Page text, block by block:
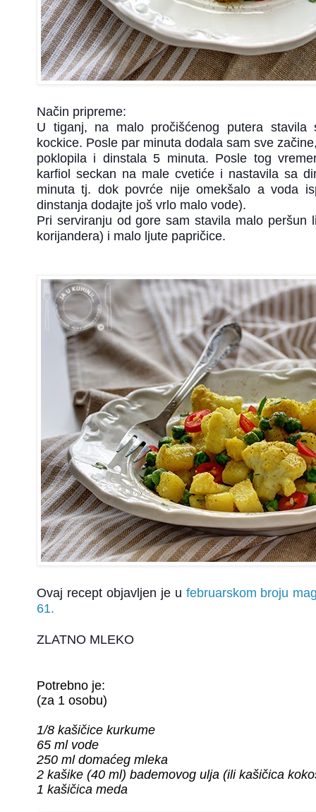
Način pripreme:
U tiganj, na malo pročišćenog putera stavila
kockice. Posle par minuta dodala sam sve
poklopila i dinstala 5 minuta. Posle tog
karfiol seckan na male cvetiće i nastavila sa
minuta tj. dok povrće nije omekšalo a voda
dinstanja dodajte još vrlo malo vode).
Pri serviranju od gore sam stavila malo peršun
korijandera) i malo ljute papričice.
Ovaj recept objavljen je u februarskom broju
61.
ZLATNO MLEKO
Potrebno je:
(za 1 osobu)
1/8 kašičice kurkume
65 ml vode
250 ml domaćeg mleka
2 kašike (40 ml) bademovog ulja (ili kašičica
1 kašičica meda